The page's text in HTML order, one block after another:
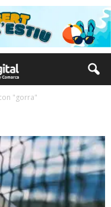
"gorra"